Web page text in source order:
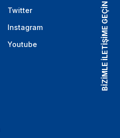
Twitter
Instagram
Youtube
BİZİMLE İLETİŞİME GEÇİN